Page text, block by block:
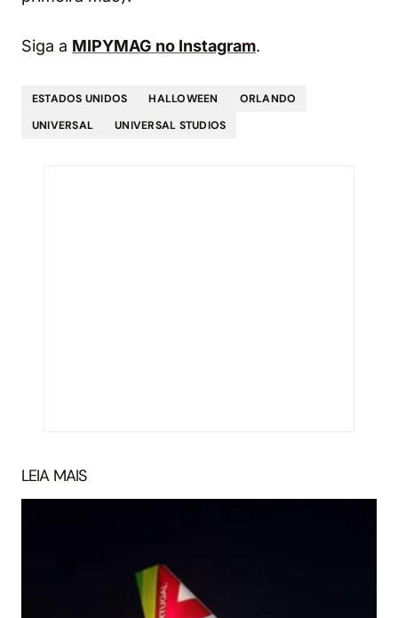
Siga a MIPYMAG no Instagram.
ESTADOS UNIDOS HALLOWEEN
ORLANDO
UNIVERSAL
UNIVERSAL STUDIOS
LEIA MAIS